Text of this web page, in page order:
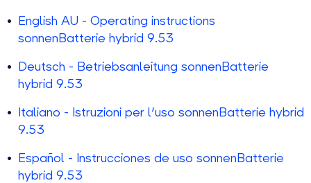
English AU - Operating instructions
sonnenBatterie hybrid 9.53
Deutsch - Betriebsanleitung sonnenBatterie
hybrid 9.53
Italiano - Istruzioni per l'uso sonnenBatterie hybrid
9.53
Español - Instrucciones de uso sonnenBatterie
hybrid 9.53